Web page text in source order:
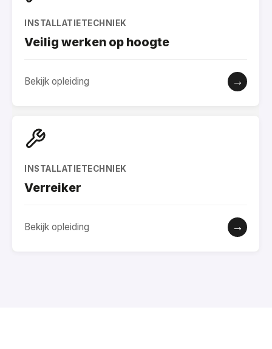
INSTALLATIETECHNIEK
Veilig werken op hoogte
Bekijk opleiding →
INSTALLATIETECHNIEK
Verreiker
Bekijk opleiding →